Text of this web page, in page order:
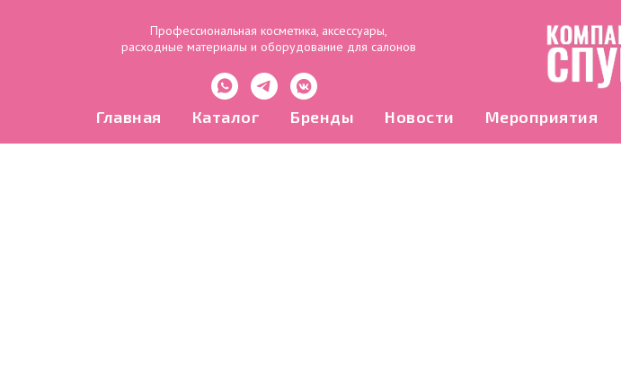
Профессиональная косметика, аксессуары,
расходные материалы и оборудование для салонов
Главная Каталог Бренды Новости Мероприятия